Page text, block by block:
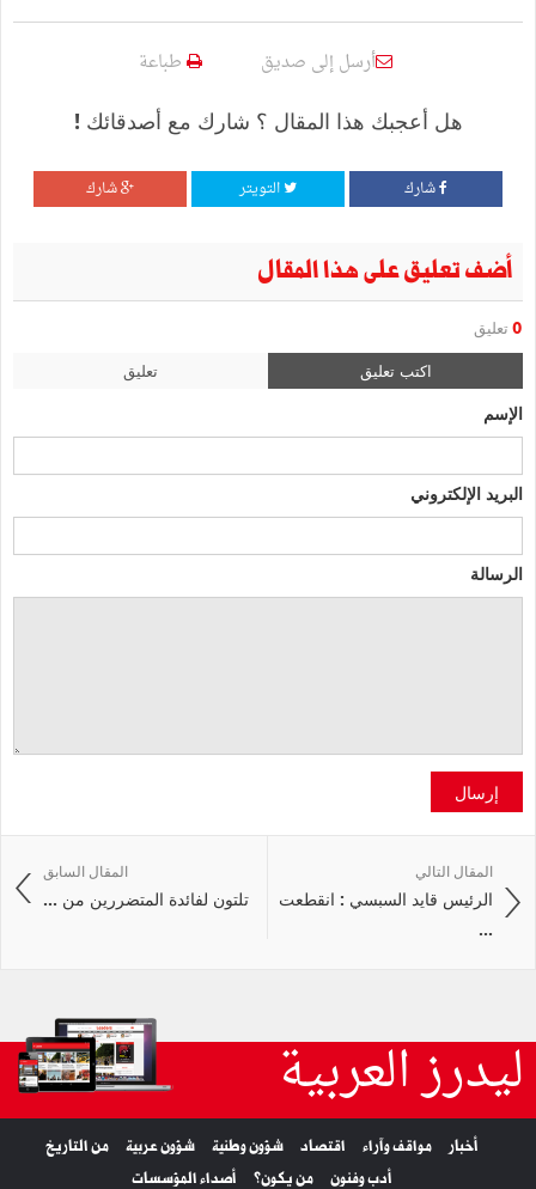
أرسل إلى صديق طباعة
هل أعجبك هذا المقال ؟ شارك مع أصدقائك !
شارك التويتر شارك
أضف تعليق على هذا المقال
0 تعليق
اكتب تعليق تعليق
الإسم
البريد الإلكتروني
الرسالة
إرسال
المقال السابق
تلتون لفائدة المتضررين من ...
المقال التالي
الرئيس قايد السبسي : انقطعت
...
ليدرز العربية
أخبار مواقف وآراء اقتصاد شؤون وطنية شؤون عربية
من التاريخ
أدب وفنون
من يكون؟ أصداء المؤسسات